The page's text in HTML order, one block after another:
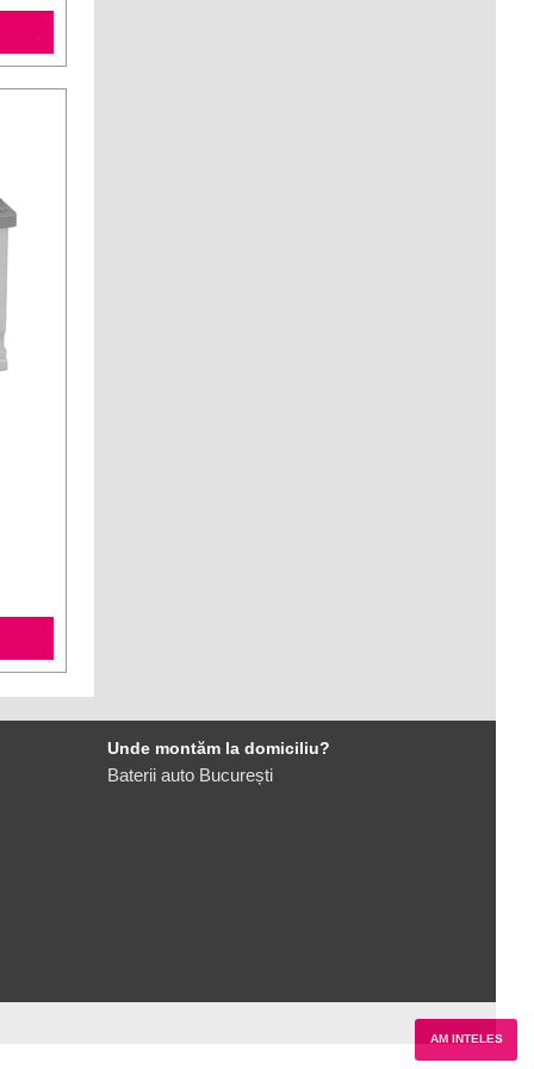
AM INTELES
Unde montăm la domiciliu?
Baterii auto București